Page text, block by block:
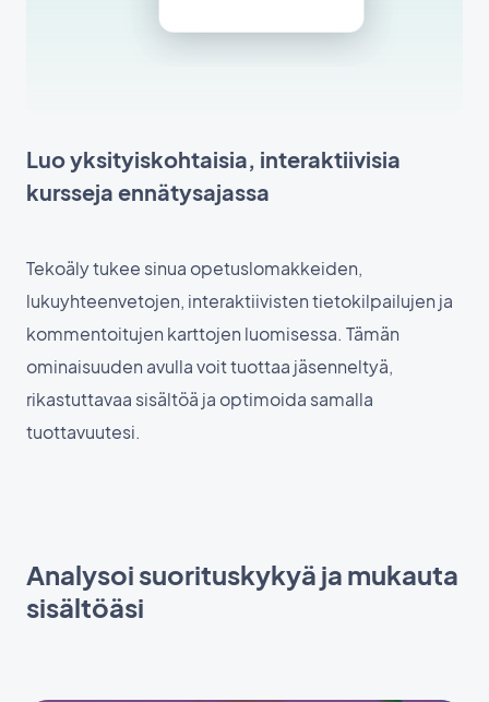
Luo yksityiskohtaisia, interaktiivisia
kursseja ennätysajassa
Tekoäly tukee sinua opetuslomakkeiden,
lukuyhteenvetojen, interaktiivisten tietokilpailujen ja
kommentoitujen karttojen luomisessa. Tämän
ominaisuuden avulla voit tuottaa jäsenneltyä,
rikastuttavaa sisältöä ja optimoida samalla
tuottavuutesi.
Analysoi suorituskykyä ja mukauta
sisältöäsi